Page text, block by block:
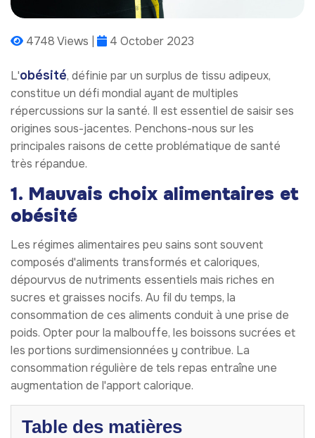
4748 Views | 4 October 2023
L'obésité, définie par un surplus de tissu adipeux,
constitue un défi mondial ayant de multiples
répercussions sur la santé. Il est essentiel de saisir ses
origines sous-jacentes. Penchons-nous sur les
principales raisons de cette problématique de santé
très répandue.
1. Mauvais choix alimentaires et
obésité
Les régimes alimentaires peu sains sont souvent
composés d'aliments transformés et caloriques,
dépourvus de nutriments essentiels mais riches en
sucres et graisses nocifs. Au fil du temps, la
consommation de ces aliments conduit à une prise de
poids. Opter pour la malbouffe, les boissons sucrées et
les portions surdimensionnées y contribue. La
consommation régulière de tels repas entraîne une
augmentation de l'apport calorique.
Table des matières